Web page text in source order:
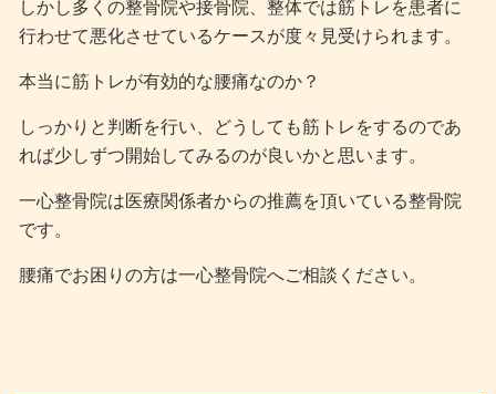
しかし多くの整骨院や接骨院、整体では筋トレを患者に
行わせて悪化させているケースが度々見受けられます。
本当に筋トレが有効的な腰痛なのか？
しっかりと判断を行い、どうしても筋トレをするのであ
れば少しずつ開始してみるのが良いかと思います。
一心整骨院は医療関係者からの推薦を頂いている整骨院
です。
腰痛でお困りの方は一心整骨院へご相談ください。